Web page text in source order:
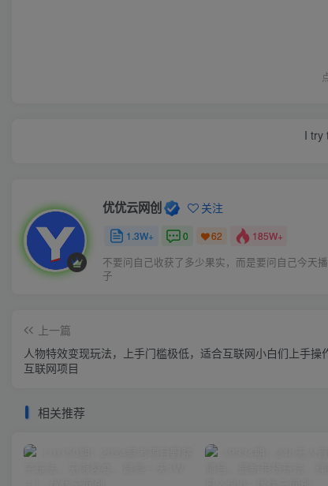
I try
优优云网创 关注
1.3W+ 0 62 185W+
不要问自己收获了多少果实，而是要问自己今天
子
上一篇
人物特效变现玩法，上手门槛极低，适合互联网小白们上手操
互联网项目
相关推荐